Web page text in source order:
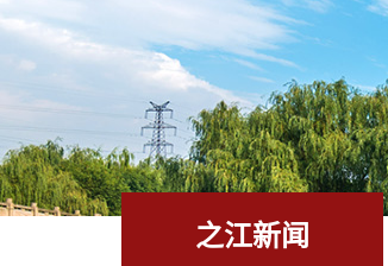
之江新闻